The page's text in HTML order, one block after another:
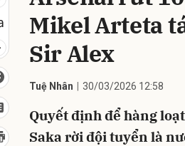
Mikel Arteta
Sir Alex
Tuệ Nhân 30/03/2026 12:58
Quyết định để hàng
Saka rời đội tuyển là